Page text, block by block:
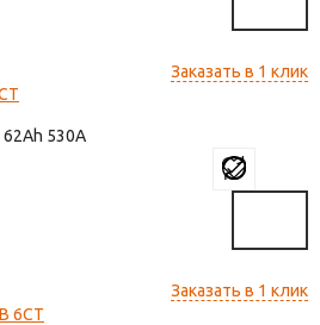
Заказать в 1 клик
62 530
Заказать в 1 клик